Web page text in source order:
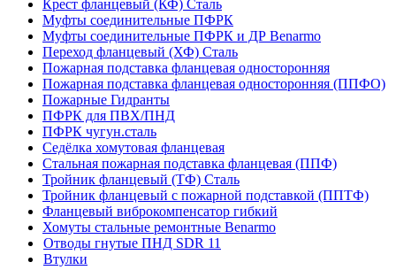
Крест фланцевый (КФ) Сталь
Муфты соединительные ПФРК
Муфты соединительные ПФРК и ДР Benarmo
Переход фланцевый (ХФ) Сталь
Пожарная подставка фланцевая односторонняя
Пожарная подставка фланцевая односторонняя (ППФО)
Пожарные Гидранты
ПФРК для ПВХ/ПНД
ПФРК чугун.сталь
Седёлка хомутовая фланцевая
Стальная пожарная подставка фланцевая (ППФ)
Тройник фланцевый (ТФ) Сталь
Тройник фланцевый с пожарной подставкой (ППТФ)
Фланцевый виброкомпенсатор гибкий
Хомуты стальные ремонтные Benarmo
Отводы гнутые ПНД SDR 11
Втулки